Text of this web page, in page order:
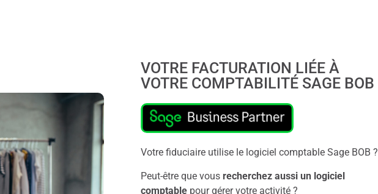
VOTRE FACTURATION LIÉE À
VOTRE COMPTABILITÉ SAGE BOB
Votre fiduciaire utilise le logiciel comptable Sage BOB ?
Peut-être que vous recherchez aussi un logiciel
comptable pour gérer votre activité ?